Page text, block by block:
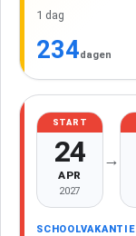
1 dag
234dagen
START
24
APR
2027
→
SCHOOLVAKANTIE